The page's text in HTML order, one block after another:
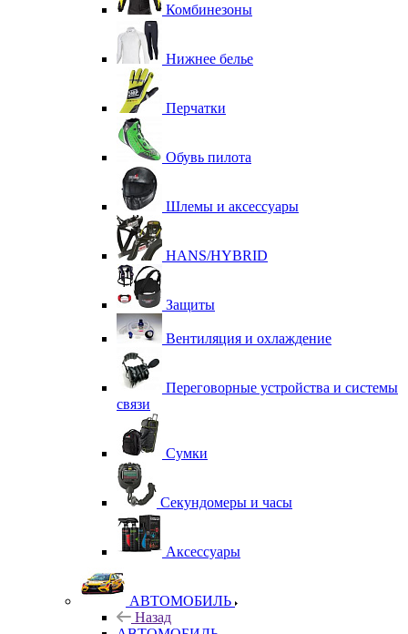
Комбинезоны
Нижнее белье
Перчатки
Обувь пилота
Шлемы и аксессуары
HANS/HYBRID
Защиты
Вентиляция и охлаждение
Переговорные устройства и системы
связи
Сумки
Секундомеры и часы
Аксессуары
АВТОМОБИЛЬ
Назад